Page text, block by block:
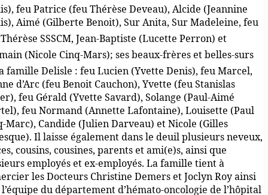
feu Patrice (feu Thérèse Deveau), Alcide (Jeannine
Aimé (Gilberte Benoit), Sur Anita, Sur Madeleine, feu
Thérèse SSSCM, Jean-Baptiste (Lucette Perron) et
(Nicole Cinq-Mars); ses beaux-frères et belles-surs
famille Delisle : feu Lucien (Yvette Denis), feu Marcel,
d’Arc (feu Benoit Cauchon), Yvette (feu Stanislas
feu Gérald (Yvette Savard), Solange (Paul-Aimé
feu Normand (Annette Lafontaine), Louisette (Paul
Marc), Candide (Julien Darveau) et Nicole (Gilles
Il laisse également dans le deuil plusieurs neveux,
cousins, cousines, parents et ami(e)s, ainsi que
employés et ex-employés. La famille tient à
les Docteurs Christine Demers et Joclyn Roy ainsi
du département d’hémato-oncologie de l’hôpital